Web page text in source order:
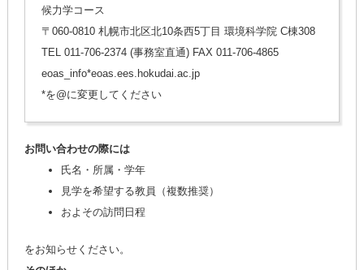
候力学コース
〒060-0810 札幌市北区北10条西5丁目 環境科学院 C棟308
TEL 011-706-2374 (事務室直通) FAX 011-706-4865
eoas_info*eoas.ees.hokudai.ac.jp
*を@に変更してください
お問い合わせの際には
氏名・所属・学年
見学を希望する教員（複数推奨）
およその訪問日程
をお知らせください。